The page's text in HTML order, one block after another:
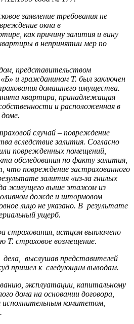
заявление требования не
окна в
как причину залития и вину
в непринятии мер по
представительством
и гражданином Т. был заключен
домашнего имущества.
квартира, принадлежащая
и расположенная в
случай – повреждение
вследствие залития. Согласно
поврежденных помещений,
обследования по факту залития,
что повреждение застрахованного
залития «из-за гнилых
живущего выше этажом из
дожде и штормовом
лицо не указано. В результате
ущерб.
страхования, истцом выплачено
Т. страховое возмещение.
выслушав представителей
пришел к следующим выводам.
эксплуатации, капитальному
дома на основании договора,
исполнительным комитетом,